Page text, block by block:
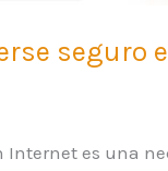
seguro
Internet es una